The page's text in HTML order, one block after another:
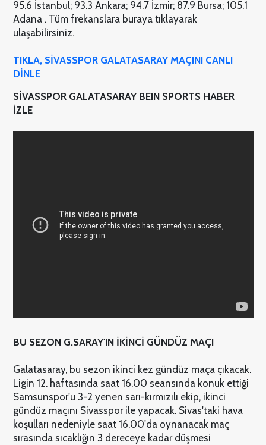
95.6 İstanbul; 93.3 Ankara; 94.7 İzmir; 87.9 Bursa; 105.1
Adana . Tüm frekanslara buraya tıklayarak
ulaşabilirsiniz.
TIKLA, SİVASSPOR GALATASARAY MAÇINI CANLI
DİNLE
SİVASSPOR GALATASARAY BEIN SPORTS HABER
İZLE
BU SEZON G.SARAY'IN İKİNCİ GÜNDÜZ MAÇI
Galatasaray, bu sezon ikinci kez gündüz maça çıkacak.
Ligin 12. haftasında saat 16.00 seansında konuk ettiği
Samsunspor'u 3-2 yenen sarı-kırmızılı ekip, ikinci
gündüz maçını Sivasspor ile yapacak. Sivas'taki hava
koşulları nedeniyle saat 16.00'da oynanacak maç
sırasında sıcaklığın 3 dereceye kadar düşmesi